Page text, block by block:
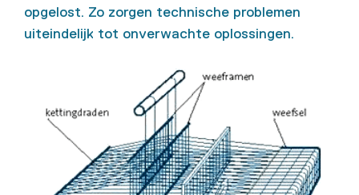
opgelost. Zo zorgen technische problemen
uiteindelijk tot onverwachte oplossingen.